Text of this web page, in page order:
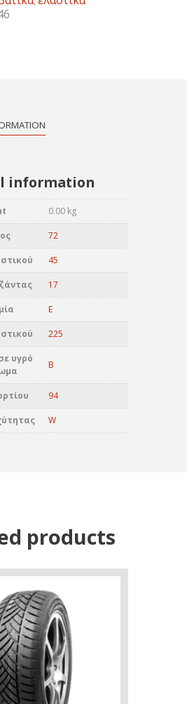
information
0.00 kg
72
45
17
E
225
υγρό
B
94
W
products